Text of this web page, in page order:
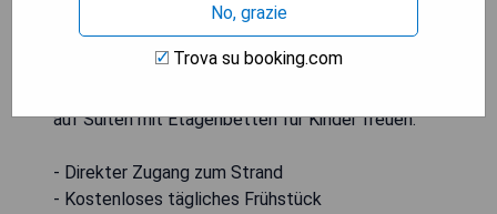
Grillplatz. Die Zimmer sind mit einem 42-Zoll-
Flachbildfernseher, kostenlosem WLAN, einer
Keurig-Kaffeemaschine sowie Mikrowelle und
auf Suiten mit Etagenbetten für Kinder freuen.
- Direkter Zugang zum Strand
- Kostenloses tägliches Frühstück
No, grazie
Trova su booking.com